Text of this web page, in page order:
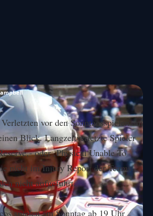
vor den Sonntagsspielen am
Blick. Langzeitverletzte Spieler
‚- oder ‚Physical Unable To
nicht im Injury Report der Teams
nicht aufgeführt.
spielen amSonntagab 19 Uhr